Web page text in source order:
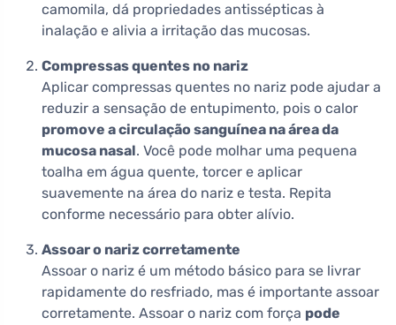
camomila, dá propriedades antissépticas à
inalação e alivia a irritação das mucosas.
Compressas quentes no nariz
Aplicar compressas quentes no nariz pode ajudar a
reduzir a sensação de entupimento, pois o calor
promove a circulação sanguínea na área da
mucosa nasal. Você pode molhar uma pequena
toalha em água quente, torcer e aplicar
suavemente na área do nariz e testa. Repita
conforme necessário para obter alívio.
Assoar o nariz corretamente
Assoar o nariz é um método básico para se livrar
rapidamente do resfriado, mas é importante assoar
corretamente. Assoar o nariz com força pode